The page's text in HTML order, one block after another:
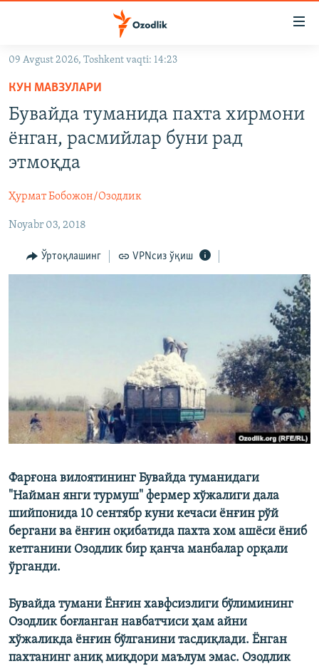
Асосий
навигацияга
ўтинг
Қидиришга
ўтинг
OZODARXIV
На русском
ИЖТИМОИЙ ТАРМОҚЛАР
09 Avgust 2026, Toshkent vaqti: 14:23
КУН МАВЗУЛАРИ
Бувайда туманида пахта хирмони
ёнган, расмийлар буни рад
этмоқда
Ҳурмат Бобожон/Озодлик
Noyabr 03, 2018
Ўртоқлашинг VPNсиз ўқиш
Фарғона вилоятининг Бувайда туманидаги
"Найман янги турмуш" фермер хўжалиги дала
шийпонида 10 сентябр куни кечаси ёнғин рўй
бергани ва ёнғин оқибатида пахта хом ашёси ёниб
кетганини Озодлик бир қанча манбалар орқали
ўрганди.
Бувайда тумани Ёнғин хавфсизлиги бўлимининг
Озодлик боғланган навбатчиси ҳам айни
хўжаликда ёнғин бўлганини тасдиқлади. Ёнган
пахтанинг аниқ миқдори маълум эмас. Озодлик